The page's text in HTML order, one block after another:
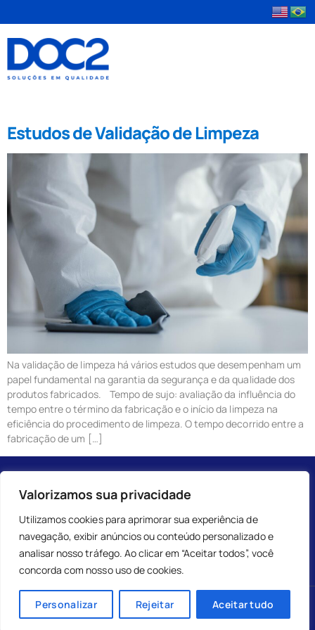
Valorizamos sua privacidade
Utilizamos cookies para aprimorar sua experiência de
navegação, exibir anúncios ou conteúdo personalizado e
analisar nosso tráfego. Ao clicar em “Aceitar todos”, você
concorda com nosso uso de cookies.
Personalizar Rejeitar Aceitar tudo
Estudos de Validação de Limpeza
Na validação de limpeza há vários estudos que desempenham um
papel fundamental na garantia da segurança e da qualidade dos
produtos fabricados. Tempo de sujo: avaliação da influência do
tempo entre o término da fabricação e o início da limpeza na
eficiência do procedimento de limpeza. O tempo decorrido entre a
fabricação de um […]
DOC2. Todos os direitos reservados.